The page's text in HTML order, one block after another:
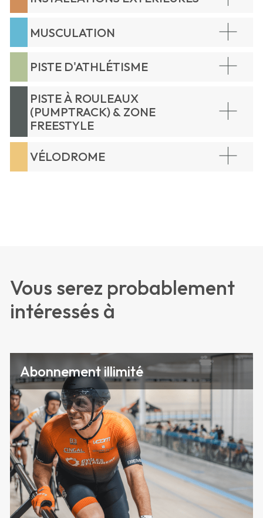
MUSCULATION
PISTE D'ATHLÉTISME
PISTE À ROULEAUX
(PUMPTRACK) & ZONE
FREESTYLE
VÉLODROME
Vous serez probablement
intéressés à
Abonnement illimité